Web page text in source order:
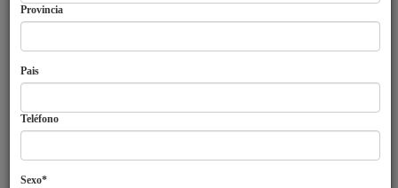
Provincia
Pais
Teléfono
Sexo*